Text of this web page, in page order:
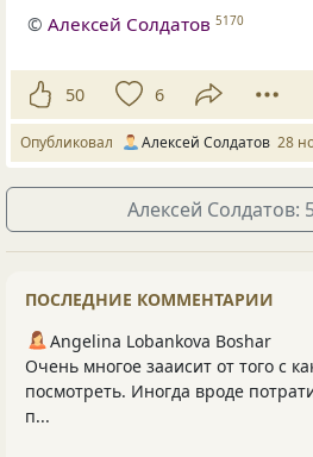
©Алексей Солдатов 5170
50 6
Опубликовал Алексей Солдатов 28
Алексей Солдатов:
ПОСЛЕДНИЕ КОММЕНТАРИИ
Angelina Lobankova Boshar
Очень многое зааисит от того с
посмотреть. Иногда вроде
п...